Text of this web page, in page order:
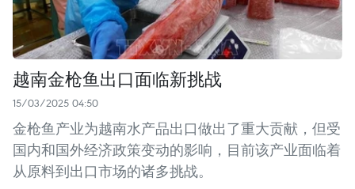
越南金枪鱼出口面临新挑战
15/03/2025 04:50
金枪鱼产业为越南水产品出口做出了重大贡献，但受
国内和国外经济政策变动的影响，目前该产业面临着
从原料到出口市场的诸多挑战。